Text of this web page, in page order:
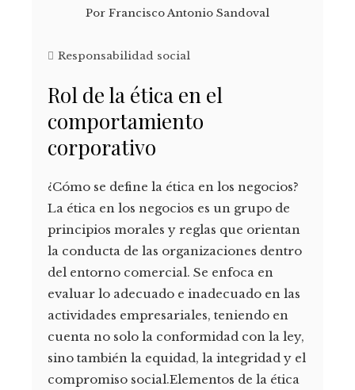
Por Francisco Antonio Sandoval
Responsabilidad social
Rol de la ética en el
comportamiento
corporativo
¿Cómo se define la ética en los negocios?
La ética en los negocios es un grupo de
principios morales y reglas que orientan
la conducta de las organizaciones dentro
del entorno comercial. Se enfoca en
evaluar lo adecuado e inadecuado en las
actividades empresariales, teniendo en
cuenta no solo la conformidad con la ley,
sino también la equidad, la integridad y el
compromiso social.Elementos de la ética